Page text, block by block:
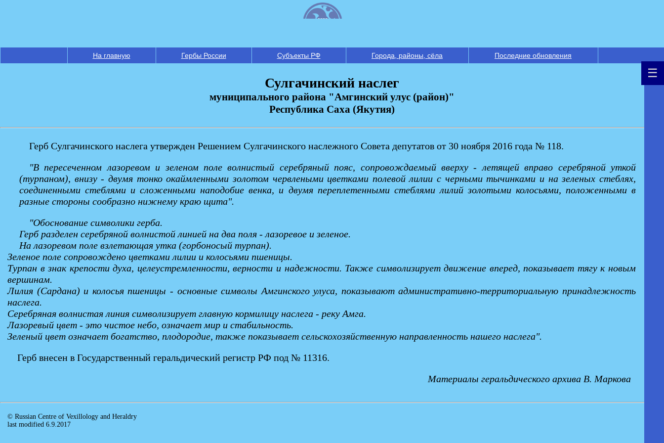
На главную Гербы России Субъекты РФ Города, районы, сёла Последние обновления
Сулгачинский наслег
муниципального района "Амгинский улус (район)"
Республика Саха (Якутия)
Герб Сулгачинского наслега утвержден Решением Сулгачинского наслежного Совета депутатов от 30 ноября 2016 года № 118.
"В пересеченном лазоревом и зеленом поле волнистый серебряный пояс, сопровождаемый вверху - летящей вправо серебряной уткой
(турпаном), внизу - двумя тонко окаймленными золотом червлеными цветками полевой лилии с черными тычинками и на зеленых стеблях,
соединенными стеблями и сложенными наподобие венка, и двумя переплетенными стеблями лилий золотыми колосьями, положенными в
разные стороны сообразно нижнему краю щита".
"Обоснование символики герба.
Герб разделен серебряной волнистой линией на два поля - лазоревое и зеленое.
На лазоревом поле взлетающая утка (горбоносый турпан).
Зеленое поле сопровождено цветками лилии и колосьями пшеницы.
Турпан в знак крепости духа, целеустремленности, верности и надежности. Также символизирует движение вперед, показывает тягу к новым
вершинам.
Лилия (Сардана) и колосья пшеницы - основные символы Амгинского улуса, показывают административно-территориальную принадлежность
наслега.
Серебряная волнистая линия символизирует главную кормилицу наслега - реку Амга.
Лазоревый цвет - это чистое небо, означает мир и стабильность.
Зеленый цвет означает богатство, плодородие, также показывает сельскохозяйственную направленность нашего наслега".
Герб внесен в Государственный геральдический регистр РФ под № 11316.
Материалы геральдического архива В. Маркова
© Russian Centre of Vexillology and Heraldry
last modified 6.9.2017